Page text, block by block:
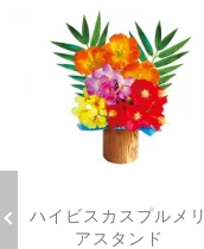
ハイビスカスプルメリ
アスタンド